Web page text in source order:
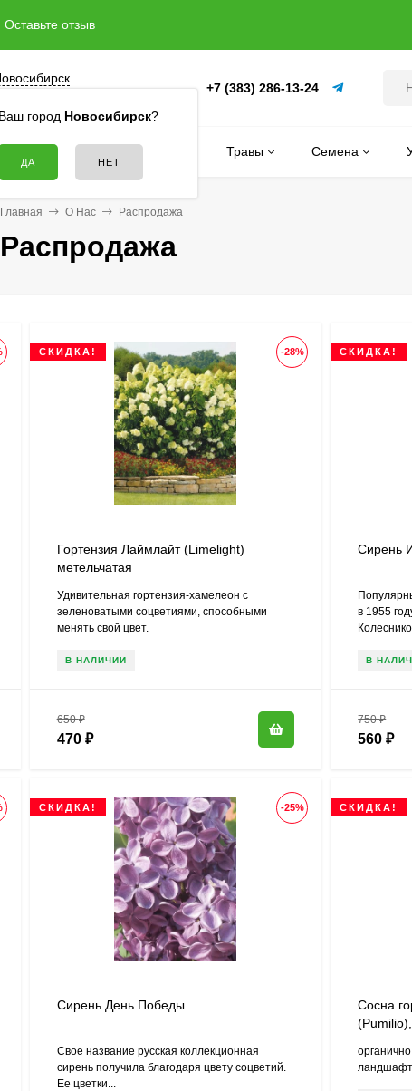
Оставьте отзыв
Ваш город Новосибирск?
+7 (383) 286-13-24
Хвойные Цветы Травы Семена
Главная О Нас Распродажа
Распродажа
-28%
СКИДКА!
Гортензия Лаймлайт (Limelight)
метельчатая
Удивительная гортензия-хамелеон с
зеленоватыми соцветиями, способными
менять свой цвет.
В НАЛИЧИИ
650₽
470 ₽
СКИДКА!
Сирень
в 1955
В
750₽
560₽
-25%
СКИДКА!
Сирень День Победы
Свое название русская коллекционная
сирень получила благодаря цвету соцветий.
Ее цветки...
СКИДКА!
Сосна